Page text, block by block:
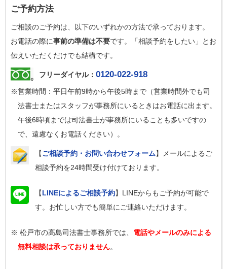
ご予約方法
ご相談のご予約は、以下のいずれかの方法で承っております。
お電話の際に事前の準備は不要です。「相談予約をしたい」とお
伝えいただくだけでも結構です。
フリーダイヤル： 0120-022-918
※営業時間：平日午前9時から午後5時まで（営業時間外でも司
法書士またはスタッフが事務所にいるときはお電話に出ます。
午後6時頃までは司法書士が事務所にいることも多いですの
で、遠慮なくお電話ください）。
【ご相談予約・お問い合わせフォーム】メールによるご
相談予約を24時間受け付けております。
【LINEによるご相談予約】LINEからもご予約が可能で
す。お忙しい方でも簡単にご連絡いただけます。
※ 松戸市の高島司法書士事務所では、 電話やメールのみによる
無料相談は承っておりません。